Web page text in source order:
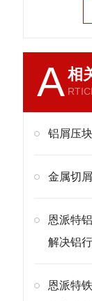
A相
铝屑压
金属切
恩派特
解决铝
恩派特